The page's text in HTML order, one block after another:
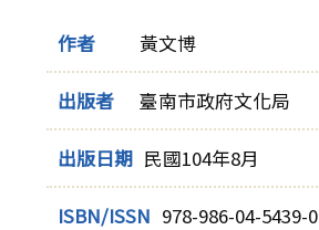
作者 黃文博
出版者 臺南市政府文化局
出版日期 民國104年8月
ISBN/ISSN 978-986-04-5439-0